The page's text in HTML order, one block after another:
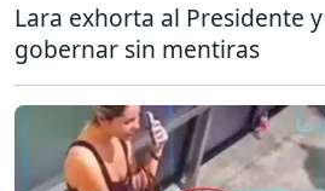
Lara exhorta al Presidente
gobernar sin mentiras